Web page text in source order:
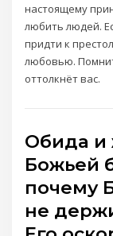
настоящему
любить людей.
придти к
любовью.
оттолкнёт вас.
Обида и
Божьей
почему
не